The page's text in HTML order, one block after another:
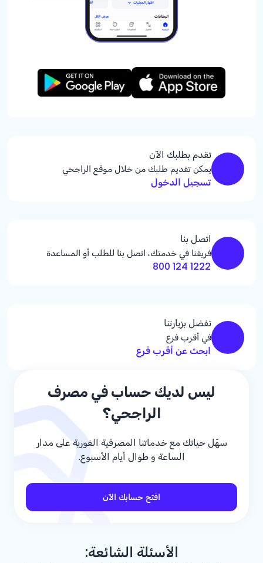
تقدم بطلبك الآن
يمكن تقديم طلبك من خلال موقع الراجحي
تسجيل الدخول
اتصل بنا
فريقنا في خدمتك، اتصل بنا للطلب أو المساعدة
1222 124 800
تفضل بزيارتنا
في أقرب فرع
ابحث عن أقرب فرع
ليس لديك حساب في مصرف
الراجحي؟
سهّل حياتك مع خدماتنا المصرفية الفورية على مدار
الساعة و طوال أيام الأسبوع.
افتح حسابك الآن
الأسئلة الشائعة: